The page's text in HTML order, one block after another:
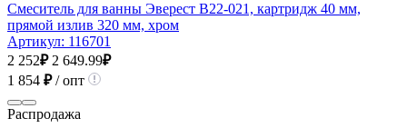
Смеситель для ванны Эверест В22-021, картридж 40 мм,
прямой излив 320 мм, хром
Артикул: 116701
2 252₽ 2 649.99₽
1 854 ₽/ опт
Распродажа